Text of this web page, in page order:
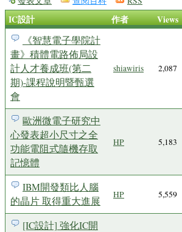
IC設計 作者 Views
《智慧電子學院計
畫》積體電路佈局設
計人才養成班(第二
期)-課程說明暨甄選
會
shiawiris 2,087
歐洲微電子研究中
心發表超小尺寸之全
功能電阻式隨機存取
記憶體
HP 5,183
IBM開發類比人腦
的晶片 取得重大進展
HP 5,559
[IC設計] 強化IC開